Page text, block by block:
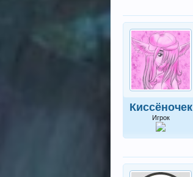
Киссёночек
Игрок